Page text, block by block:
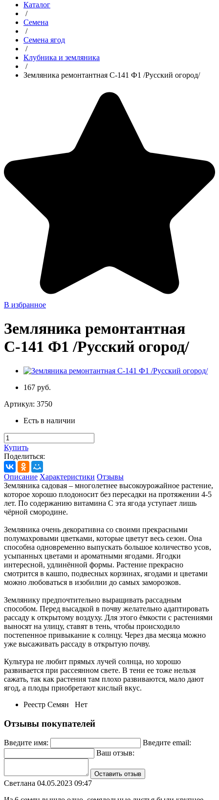
Каталог
/
Семена
/
Семена ягод
/
Клубника и земляника
/
Земляника ремонтантная С-141 Ф1 /Русский огород/
В избранное
Земляника ремонтантная
С-141 Ф1 /Русский огород/
167 руб.
Артикул: 3750
Есть в наличии
Купить
Поделиться:
Описание Характеристики Отзывы
Земляника садовая – многолетнее высокоурожайное растение,
которое хорошо плодоносит без пересадки на протяжении 4-5
лет. По содержанию витамина С эта ягода уступает лишь
чёрной смородине.
Земляника очень декоративна со своими прекрасными
полумахровыми цветками, которые цветут весь сезон. Она
способна одновременно выпускать большое количество усов,
усыпанных цветами и ароматными ягодами. Ягодки
интересной, удлинённой формы. Растение прекрасно
смотрится в кашпо, подвесных корзинах, ягодами и цветами
можно любоваться в изобилии до самых заморозков.
Землянику предпочтительно выращивать рассадным
способом. Перед высадкой в почву желательно адаптировать
рассаду к открытому воздуху. Для этого ёмкости с растениями
выносят на улицу, ставят в тень, чтобы происходило
постепенное привыкание к солнцу. Через два месяца можно
уже высаживать рассаду в открытую почву.
Культура не любит прямых лучей солнца, но хорошо
развивается при рассеянном свете. В тени ее тоже нельзя
сажать, так как растения там плохо развиваются, мало дают
ягод, а плоды приобретают кислый вкус.
Реестр Семян
Нет
Отзывы покупателей
Введите имя:
Введите email:
Ваш отзыв:
Оставить отзыв
Светлана 04.05.2023 09:47